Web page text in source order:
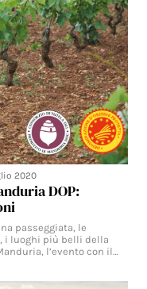
2020
DOP:
passeggiata, le
i luoghi più belli della
l’evento con il…